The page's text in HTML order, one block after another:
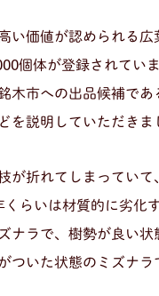
い価値が認められる
個体が登録されてい
木市への出品候補で
を説明していただきま
が折れてしまってい
くらいは材質的に劣化
ナラで、樹勢が良い
ついた状態のミズナラ